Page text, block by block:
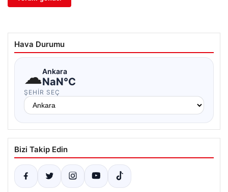
Hava Durumu
☁Ankara
NaN°C
ŞEHIR SEÇ
Bizi Takip Edin